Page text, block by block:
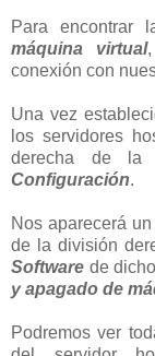
Para encontrar
máquina virtual
conexión con
Una vez
los servidores
derecha de la
Configuración.
Nos aparecerá
de la división
Software de
y apagado de
Podremos ver